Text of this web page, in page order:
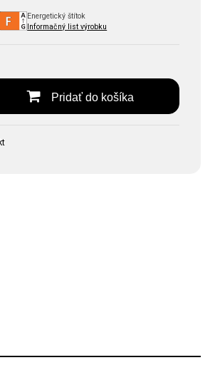
Energetický štítok
Informačný list výrobku
Pridať do košíka